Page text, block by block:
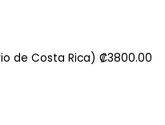
de Costa Rica) ₡3800.00